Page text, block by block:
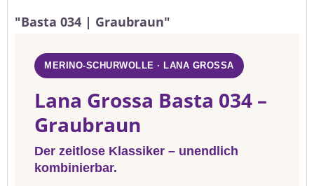
"Basta 034 | Graubraun"
MERINO-SCHURWOLLE · LANA GROSSA
Lana Grossa Basta 034 –
Graubraun
Der zeitlose Klassiker – unendlich
kombinierbar.